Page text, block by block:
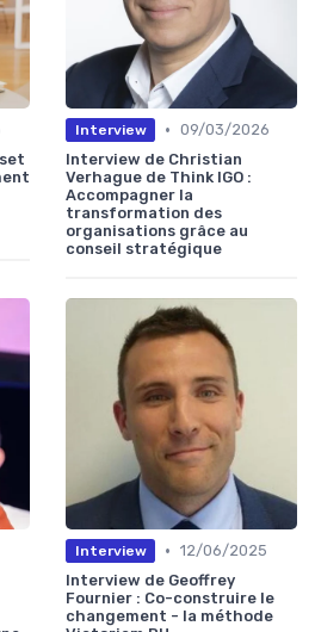
Interview • 09/03/2026
Interview de Christian
Verhague de Think IGO :
Accompagner la
transformation des
organisations grâce au
conseil stratégique
Interview • 12/06/2025
Interview de Geoffrey
Fournier : Co-construire le
changement - la méthode